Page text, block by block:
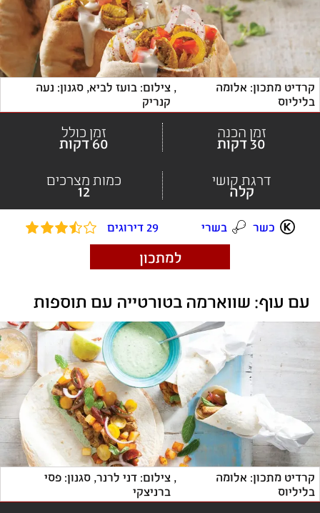
כשר בשרי 29 דירוגים
בליליוס
,
קנריק
זמן הכנה
30 דקות
זמן כולל
60 דקות
דרגת קושי
קלה
כמות מצרכים
12
למתכון
עם עוף: שווארמה בטורטייה עם תוספות
בליליוס
,
צילום: דני לרנר, סגנון: פסי
ברניצקי